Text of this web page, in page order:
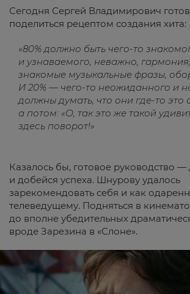
Сегодня Сергей Владимирович
поделиться рецептом создания хита:
«80% должно быть чего-то
и узнаваемого, неважно,
знакомые музыкальные фразы,
И 20% — чего-то неожиданного и
должны думать, что они где-то это
а потом: «О, так это же такой
здесь поворот!»
Казалось бы, готовое руководство —
и добейся успеха. Шнурову удалось
зарекомендовать себя и как
телеведущему. Подняться в
до вполне убедительных
вроде Зарезина в «Слоне».